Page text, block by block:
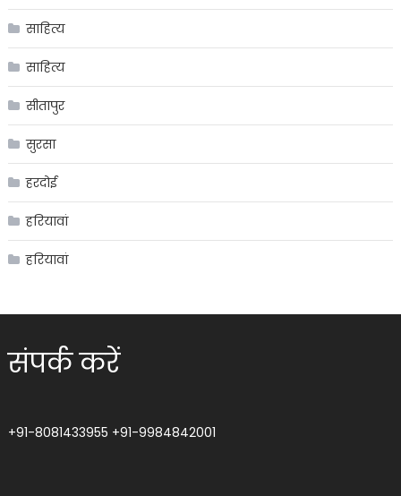
साहित्य
साहित्य
सीतापुर
सुरसा
हरदोई
हरियावां
हरियावां
संपर्क करें
+91-8081433955 +91-9984842001